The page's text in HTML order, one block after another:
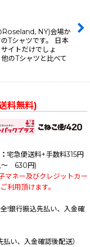
NY)会場か
Tシャツです。 日本
イトだけでしょ
のTシャツと比べて
料無料)
宅急便送料+手数料315円
～ 630円)
マネー及びクレジットカー
利用頂けます。
!銀行振込先払い、入金確
い、入金確認後配送）